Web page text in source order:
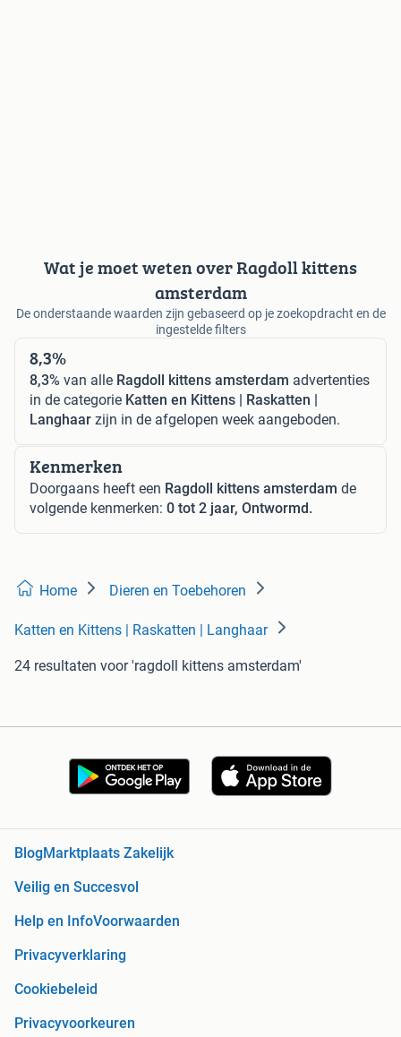
Wat je moet weten over Ragdoll kittens
amsterdam
De onderstaande waarden zijn gebaseerd op je zoekopdracht en de
ingestelde filters
8,3%
8,3% van alle Ragdoll kittens amsterdam advertenties
in de categorie Katten en Kittens | Raskatten |
Langhaar zijn in de afgelopen week aangeboden.
Kenmerken
Doorgaans heeft een Ragdoll kittens amsterdam de
volgende kenmerken: 0 tot 2 jaar, Ontwormd.
Home Dieren en Toebehoren
Katten en Kittens | Raskatten | Langhaar
24 resultaten voor 'ragdoll kittens amsterdam'
BlogMarktplaats Zakelijk
Veilig en Succesvol
Help en InfoVoorwaarden
Privacyverklaring
Cookiebeleid
Privacyvoorkeuren